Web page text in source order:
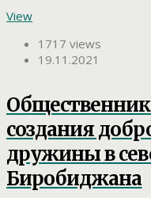
View
1717 views
19.11.2021
создания
дружины в
Биробиджана